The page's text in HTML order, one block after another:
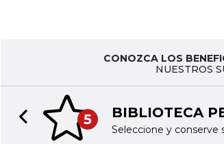
CONOZCA LOS
NUESTROS
5 BIBLIOTECA
Seleccione y conserve
Previous slide